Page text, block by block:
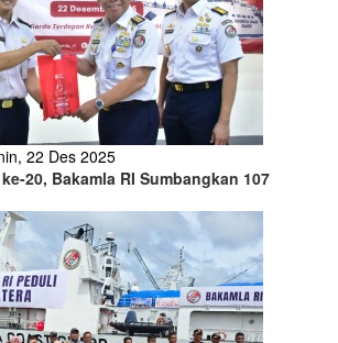
22 Des 2025
20, Bakamla RI Sumbangkan 107